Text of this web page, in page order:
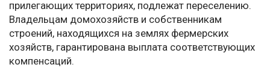
прилегающих территориях, подлежат переселению.
Владельцам домохозяйств и собственникам
строений, находящихся на землях фермерских
хозяйств, гарантирована выплата соответствующих
компенсаций.